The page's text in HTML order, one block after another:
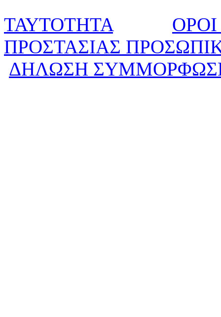
ΤΑΥΤΟΤΗΤΑ
ΠΡΟΣΤΑΣΙΑΣ
ΔΗΛΩΣΗ